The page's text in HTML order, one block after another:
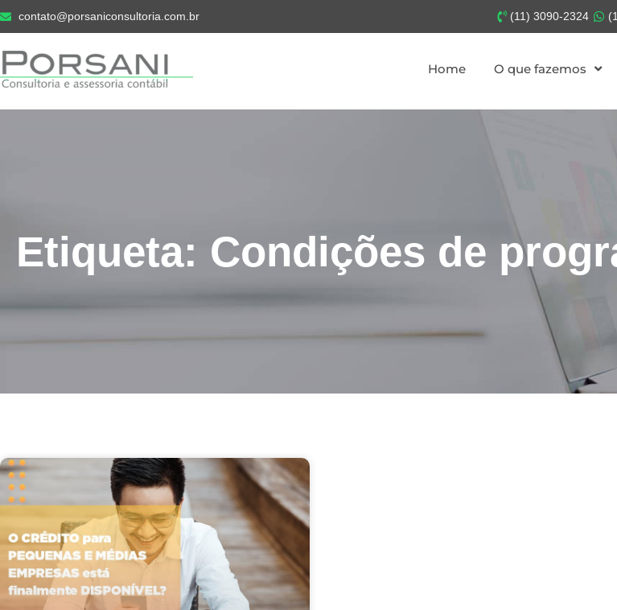
contato@porsaniconsultoria.com.br (11) 3090-2324
Home O que fazemos
Etiqueta: Condições de